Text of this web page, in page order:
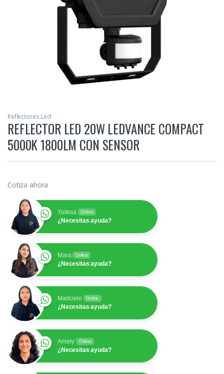
Reflectores Led
REFLECTOR LED 20W LEDVANCE COMPACT
5000K 1800LM CON SENSOR
Cotiza ahora
Yulissa Online
¿Necesitas ayuda?
Mara Online
¿Necesitas ayuda?
Maricielo Online
¿Necesitas ayuda?
Amery Online
¿Necesitas ayuda?